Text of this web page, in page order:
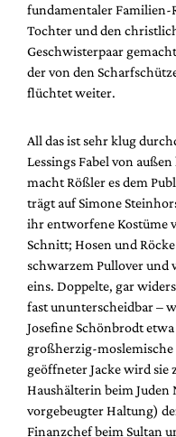
fundamentaler Familien-
Tochter und den
Geschwisterpaar
der von den
flüchtet weiter.
All das ist sehr klug
Lessings Fabel von
macht Rößler es dem
trägt auf Simone
ihr entworfene Kostüme
Schnitt; Hosen und
schwarzem Pullover und
eins. Doppelte, gar
fast ununterscheidbar –
Josefine Schönbrodt
großherzig-
geöffneter Jacke wird
Haushälterin beim
vorgebeugter Haltung)
Finanzchef beim Sultan